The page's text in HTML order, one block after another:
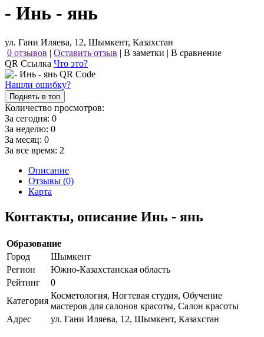
- Инь - янь
ул. Гани Иляева, 12, Шымкент, Казахстан
0 отзывов | Оставить отзыв | В заметки | В сравнение
QR Ссылка Что это?
Нашли ошибку?
Поднять в топ
Количество просмотров:
За сегодня: 0
За неделю: 0
За месяц: 0
За все время: 2
Описание
Отзывы (0)
Карта
Контакты, описание Инь - янь
Образование
Город
Шымкент
Регион
Южно-Казахстанская область
Рейтинг
0
Категория
Косметология, Ногтевая студия, Обучение
мастеров для салонов красоты, Салон красоты
Адрес
ул. Гани Иляева, 12, Шымкент, Казахстан